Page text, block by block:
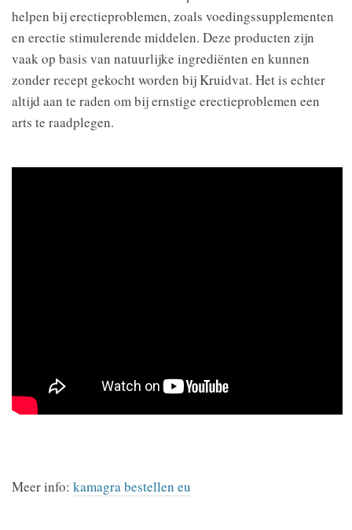
helpen bij erectieproblemen, zoals voedingssupplementen
en erectie stimulerende middelen. Deze producten zijn
vaak op basis van natuurlijke ingrediënten en kunnen
zonder recept gekocht worden bij Kruidvat. Het is echter
altijd aan te raden om bij ernstige erectieproblemen een
arts te raadplegen.
Meer info: kamagra bestellen eu